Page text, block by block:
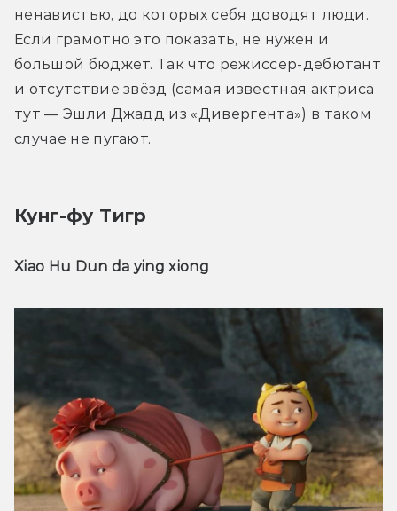
ненавистью, до которых себя доводят люди.
Если грамотно это показать, не нужен и
большой бюджет. Так что режиссёр-дебютант
и отсутствие звёзд (самая известная актриса
тут — Эшли Джадд из «Дивергента») в таком
случае не пугают.
Кунг-фу Тигр
Xiao Hu Dun da ying xiong